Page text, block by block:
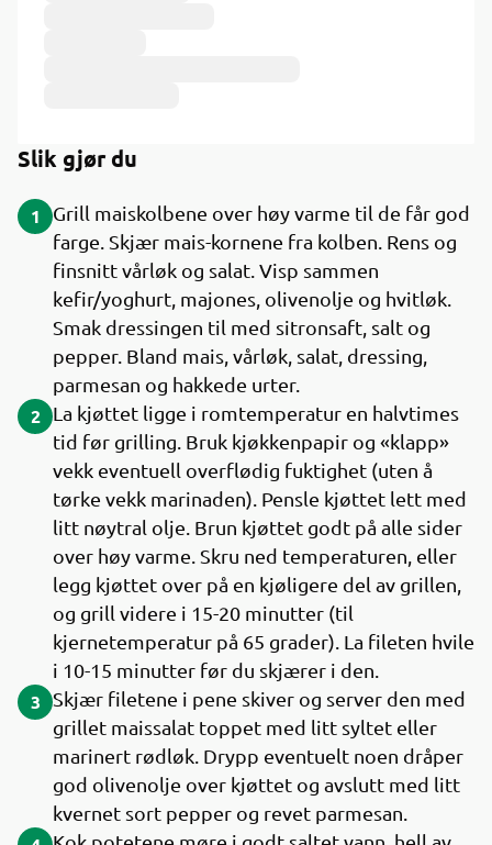
Slik gjør du
1
Grill maiskolbene over høy varme til de får god
farge. Skjær mais-kornene fra kolben. Rens og
finsnitt vårløk og salat. Visp sammen
kefir/yoghurt, majones, olivenolje og hvitløk.
Smak dressingen til med sitronsaft, salt og
pepper. Bland mais, vårløk, salat, dressing,
parmesan og hakkede urter.
2 La kjøttet ligge i romtemperatur en halvtimes
tid før grilling. Bruk kjøkkenpapir og «klapp»
vekk eventuell overflødig fuktighet (uten å
tørke vekk marinaden). Pensle kjøttet lett med
litt nøytral olje. Brun kjøttet godt på alle sider
over høy varme. Skru ned temperaturen, eller
legg kjøttet over på en kjøligere del av grillen,
og grill videre i 15-20 minutter (til
kjernetemperatur på 65 grader). La fileten hvile
i 10-15 minutter før du skjærer i den.
3
Skjær filetene i pene skiver og server den med
grillet maissalat toppet med litt syltet eller
marinert rødløk. Drypp eventuelt noen dråper
god olivenolje over kjøttet og avslutt med litt
kvernet sort pepper og revet parmesan.